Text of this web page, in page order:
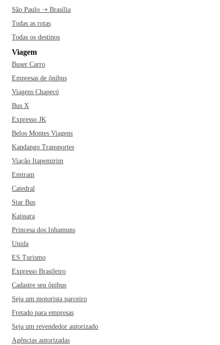
São Paulo ➝ Brasília
Todas as rotas
Todas os destinos
Viagem
Buser Carro
Empresas de ônibus
Viagens Chapecó
Bus X
Expresso JK
Belos Montes Viagens
Kandango Transportes
Viação Itapemirim
Emtram
Catedral
Star Bus
Kaissara
Princesa dos Inhamuns
Unida
ES Turismo
Expresso Brasileiro
Cadastre seu ônibus
Seja um motorista parceiro
Fretado para empresas
Seja um revendedor autorizado
Agências autorizadas